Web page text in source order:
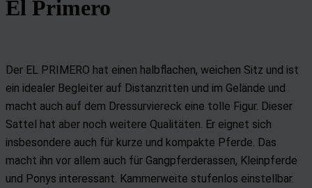
El Primero
Der EL PRIMERO hat einen halbflachen, weichen Sitz und ist
ein idealer Begleiter auf Distanzritten und im Gelände und
macht auch auf dem Dressurviereck eine tolle Figur. Dieser
Sattel hat aber noch weitere Qualitäten. Er eignet sich
insbesondere auch für kurze und kompakte Pferde. Das
macht ihn vor allem auch für Gangpferderassen, Kleinpferde
und Ponys interessant. Kammerweite stufenlos einstellbar.